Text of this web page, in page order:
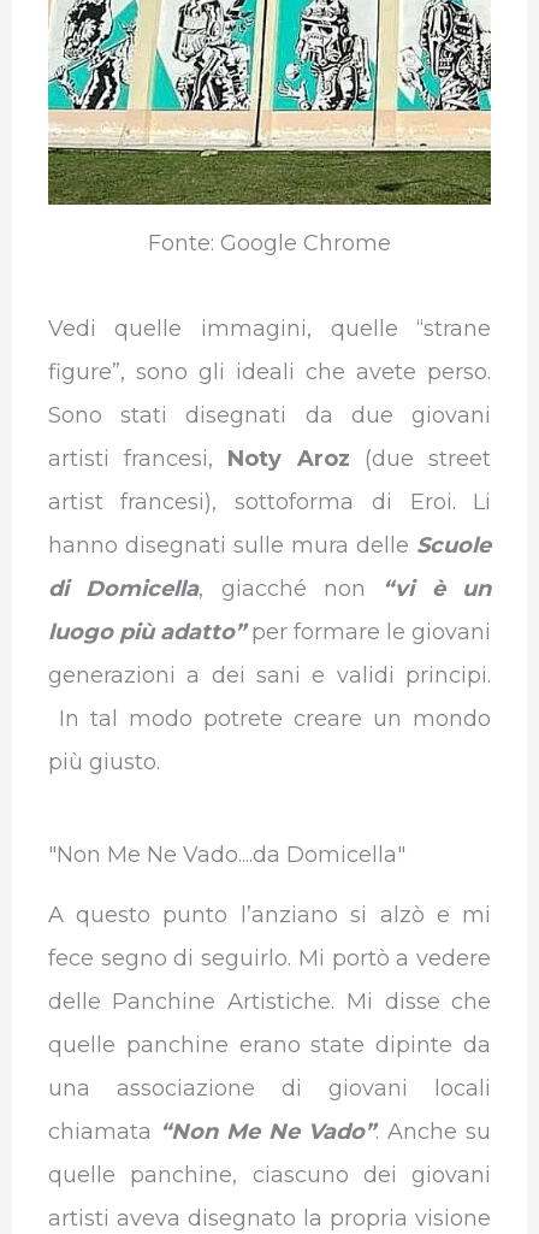
Fonte: Google Chrome
Vedi quelle immagini, quelle “strane
figure”, sono gli ideali che avete perso.
Sono stati disegnati da due giovani
artisti francesi, Noty Aroz (due street
artist francesi), sottoforma di Eroi. Li
hanno disegnati sulle mura delle Scuole
di Domicella, giacché non
“vi è un
luogo più adatto” per formare le giovani
generazioni a dei sani e validi principi.
In tal modo potrete creare un mondo
più giusto.
"Non Me Ne Vado....da Domicella"
A questo punto l’anziano si alzò e mi
fece segno di seguirlo. Mi portò a vedere
delle Panchine Artistiche. Mi disse che
quelle panchine erano state dipinte da
una associazione di giovani locali
chiamata “Non Me Ne Vado”. Anche su
quelle panchine, ciascuno dei giovani
artisti aveva disegnato la propria visione